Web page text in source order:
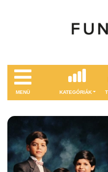
MENÜ KATEGÓRIÁK